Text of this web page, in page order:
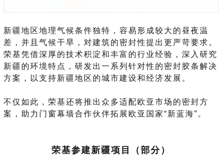
新疆地区地理气候条件独特，容易形成较大的昼夜温
差，并且气候干旱，对建筑的密封性提出更严苛要求。
荣基凭借深厚的技术积淀和丰富的行业经验，深入研究
新疆的环境特点，研发出一系列针对性的密封胶条解决
方案，以支持新疆地区的城市建设和经济发展。
不仅如此，荣基还将推出众多适配欧亚市场的密封方
案，助力门窗幕墙合作伙伴拓展欧亚国家“新蓝海”。
荣基参建新疆项目（部分）